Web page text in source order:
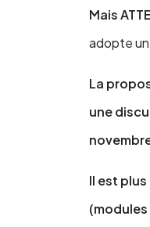
Mais
adopte
La
une
Il est
(modules